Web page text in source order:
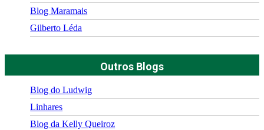
Blog Maramais
Gilberto Léda
Outros Blogs
Blog do Ludwig
Linhares
Blog da Kelly Queiroz